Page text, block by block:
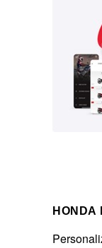
HONDA